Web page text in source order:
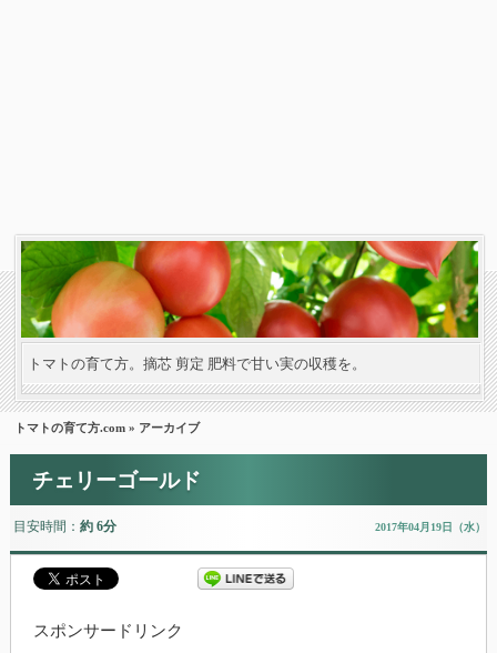
トマトの育て方。摘芯 剪定 肥料で甘い実の収穫を。
トマトの育て方.com » アーカイブ
チェリーゴールド
目安時間： 約 6分 2017年04月19日（水）
スポンサードリンク